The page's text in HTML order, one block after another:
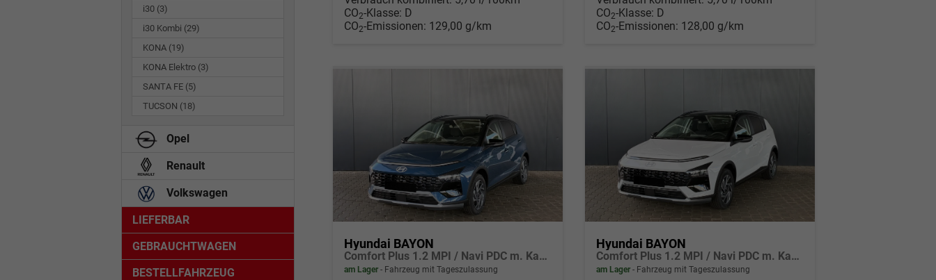
CO2-Klasse: D
CO2-Emissionen: 129,00 g/km
CO2-Klasse: D
CO2-Emissionen: 128,00 g/km
Hyundai BAYON
Comfort Plus 1.2 MPI / Navi PDC m. Kamera Klimaautom./ LED Sitz & Lenkr.Heiz/ Alu16
am Lager Fahrzeug mit Tageszulassung
Hyundai BAYON
Comfort Plus 1.2 MPI / Navi PDC m. Kamera Klimaautom./ LED Sitz & Lenkr.Heiz/ Alu16
am Lager Fahrzeug mit Tageszulassung
i30 (3)
i30 Kombi (29)
KONA (19)
KONA Elektro (3)
SANTA FE (5)
TUCSON (18)
Opel
Renault
Volkswagen
LIEFERBAR
GEBRAUCHTWAGEN
BESTELLFAHRZEUG